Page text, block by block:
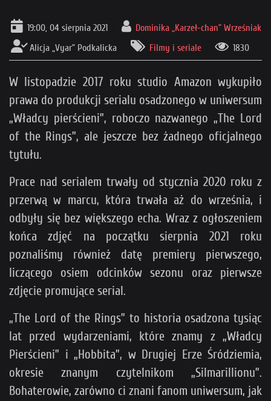
19:00, 04 sierpnia 2021
Dominika „Karzeł-chan” Wrześniak
Alicja „Vyar” Podkalicka
Filmy i seriale 1830
W listopadzie 2017 roku studio Amazon wykupiło
prawa do produkcji serialu osadzonego w uniwersum
„Władcy pierścieni”, roboczo nazwanego „The Lord
of the Rings”, ale jeszcze bez żadnego oficjalnego
tytułu.
Prace nad serialem trwały od stycznia 2020 roku z
przerwą w marcu, która trwała aż do września, i
odbyły się bez większego echa. Wraz z ogłoszeniem
końca zdjęć na początku sierpnia 2021 roku
poznaliśmy również datę premiery pierwszego,
liczącego osiem odcinków sezonu oraz pierwsze
zdjęcie promujące serial.
„The Lord of the Rings” to historia osadzona tysiąc
lat przed wydarzeniami, które znamy z „Władcy
Pierścieni” i „Hobbita”, w Drugiej Erze Śródziemia,
okresie znanym czytelnikom „Silmarillionu”.
Bohaterowie, zarówno ci znani fanom uniwersum, jak